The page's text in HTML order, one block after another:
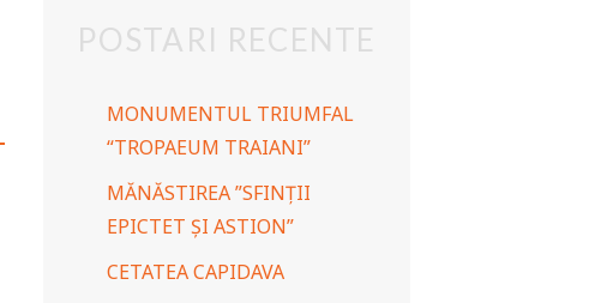
POSTARI RECENTE
MONUMENTUL TRIUMFAL
“TROPAEUM TRAIANI”
MĂNĂSTIREA ”SFINȚII
EPICTET ȘI ASTION”
CETATEA CAPIDAVA